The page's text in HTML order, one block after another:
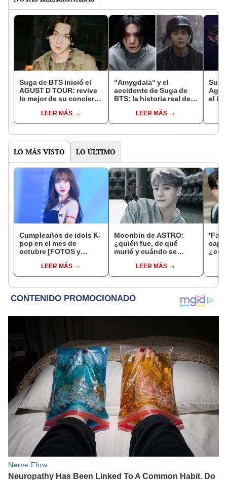
Suga de BTS inició el
AGUST D TOUR: revive
lo mejor de su concierto
LEER MÁS
"Amygdala" y el
accidente de Suga de
BTS: la historia real del
recreado en videoclip
LEER MÁS
el
LO MÁS VISTO LO ÚLTIMO
Cumpleaños de idols K-
pop en el mes de
octubre [FOTOS y
LEER MÁS
Moonbin de ASTRO:
¿quién fue, de qué
murió y cuándo se
k-pop?LEER MÁS